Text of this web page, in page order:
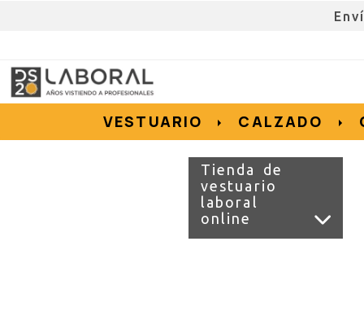
VESTUARIO CALZADO
Tienda de
vestuario
laboral
online